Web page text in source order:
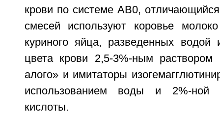
крови по системе АВ0,
смесей используют коровье
куриного яйца, разведенных
цвета крови 2,5-3%-ным раствором
алого» и имитаторы
использованием воды и 2%-ной
кислоты.